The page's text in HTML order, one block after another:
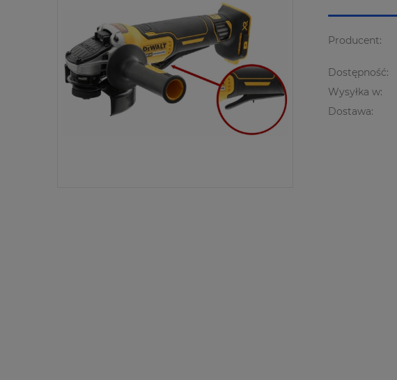
Producent:
Dostępność:
Wysyłka w:
Dostawa: